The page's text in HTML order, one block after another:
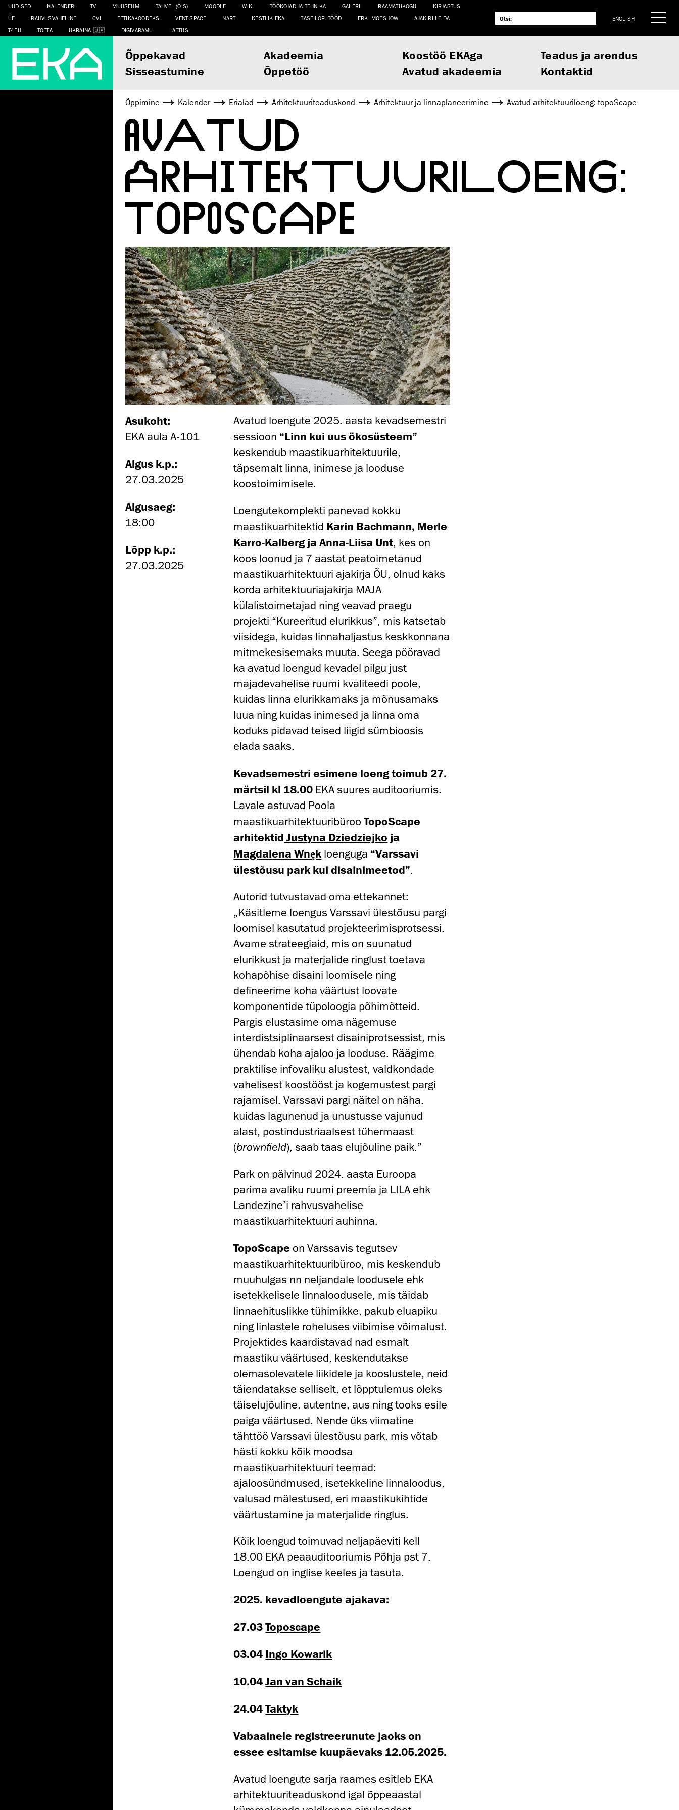
UUDISED KALENDER TV MUUSEUM TAHVEL (ÕIS) MOODLE WIKI TÖÖKOJAD JA TEHNIKA GALERII RAAMATUKOGU
KIRJASTUS
ÜE
RAHVUSVAHELINE CVI EETIKAKOODEKS VENT SPACE NART KESTLIK EKA TASE LÕPUTÖÖD ERKI MOESHOW
AJAKIRI LEIDA
T4EU
TOETA UKRAINA DIGIVARAMU LAETUS
ENGLISH
Õppekavad Akadeemia Koostöö EKAga
Teadus ja arendus
Sisseastumine
Õppetöö Avatud akadeemia Kontaktid
Õppimine Kalender Erialad Arhitektuuri­teaduskond Arhitektuur ja linnaplaneerimine Avatud arhitektuuriloeng: topoScape
AVATUD
ARHITEKTUURILOENG:
TOPOSCAPE
Asukoht:
EKA aula A-101
Algus k.p.:
27.03.2025
Algusaeg:
18:00
Lõpp k.p.:
27.03.2025
Avatud loengute 2025. aasta kevadsemestri
sessioon “Linn kui uus ökosüsteem”
keskendub maastikuarhitektuurile,
täpsemalt linna, inimese ja looduse
koostoimimisele.
Loengutekomplekti panevad kokku
maastikuarhitektid Karin Bachmann, Merle
Karro-Kalberg ja Anna-Liisa Unt, kes on
koos loonud ja 7 aastat peatoimetanud
maastikuarhitektuuri ajakirja ÕU, olnud kaks
korda arhitektuuriajakirja MAJA
külalistoimetajad ning veavad praegu
projekti “Kureeritud elurikkus”, mis katsetab
viisidega, kuidas linnahaljastus keskkonnana
mitmekesisemaks muuta. Seega pööravad
ka avatud loengud kevadel pilgu just
majadevahelise ruumi kvaliteedi poole,
kuidas linna elurikkamaks ja mõnusamaks
luua ning kuidas inimesed ja linna oma
koduks pidavad teised liigid sümbioosis
elada saaks.
Kevadsemestri esimene loeng toimub 27.
märtsil kl 18.00 EKA suures auditooriumis.
Lavale astuvad Poola
maastikuarhitektuuribürooTopoScape
arhitektid Justyna Dziedziejko ja
Magdalena Wnęk loenguga “Varssavi
ülestõusu park kui disainimeetod”.
Autorid tutvustavad oma ettekannet:
„Käsitleme loengus Varssavi ülestõusu pargi
loomisel kasutatud projekteerimisprotsessi.
Avame strateegiaid, mis on suunatud
elurikkust ja materjalide ringlust toetava
kohapõhise disaini loomisele ning
defineerime koha väärtust loovate
komponentide tüpoloogia põhimõtteid.
Pargis elustasime oma nägemuse
interdistsiplinaarsest disainiprotsessist, mis
ühendab koha ajaloo ja looduse. Räägime
praktilise infovaliku alustest, valdkondade
vahelisest koostööst ja kogemustest pargi
rajamisel. Varssavi pargi näitel on näha,
kuidas lagunenud ja unustusse vajunud
alast, postindustriaalsest tühermaast
(brownfield), saab taas elujõuline paik.”
Park on pälvinud 2024. aasta Euroopa
parima avaliku ruumi preemia ja LILA ehk
Landezine’i rahvusvahelise
maastikuarhitektuuri auhinna.
TopoScape on Varssavis tegutsev
maastikuarhitektuuribüroo, mis keskendub
muuhulgas nn neljandale loodusele ehk
isetekkelisele linnaloodusele, mis täidab
linnaehituslikke tühimikke, pakub eluapiku
ning linlastele roheluses viibimise võimalust.
Projektides kaardistavad nad esmalt
maastiku väärtused, keskendutakse
olemasolevatele liikidele ja kooslustele, neid
täiendatakse selliselt, et lõpptulemus oleks
täiselujõuline, autentne, aus ning tooks esile
paiga väärtused. Nende üks viimatine
tähttööVarssavi ülestõusu park, misvõtab
hästi kokku kõik moodsa
maastikuarhitektuuri teemad:
ajaloosündmused, isetekkeline linnaloodus,
valusad mälestused, eri maastikukihtide
väärtustamine ja materjalide ringlus.
Kõik loengud toimuvad neljapäeviti kell
18.00 EKA peaauditooriumis Põhja pst 7.
Loengud on inglise keeles ja tasuta.
2025. kevadloengute ajakava:
27.03Toposcape
03.04 Ingo Kowarik
10.04Jan van Schaik
24.04Taktyk
Vabaainele registreerunute jaoks on
essee esitamise kuupäevaks 12.05.2025.
Avatud loengute sarja raames esitleb EKA
arhitektuuriteaduskond igal õppeaastal